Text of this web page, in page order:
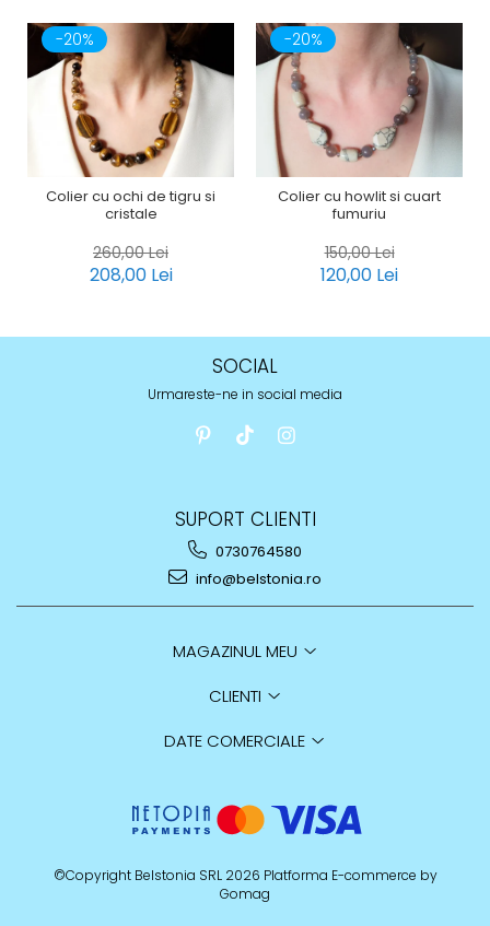
-20%
Colier cu ochi de tigru si
cristale
260,00 Lei
208,00 Lei
-20%
Colier cu howlit si cuart
fumuriu
150,00 Lei
120,00 Lei
SOCIAL
Urmareste-ne in social media
SUPORT CLIENTI
0730764580
info@belstonia.ro
MAGAZINUL MEU
CLIENTI
DATE COMERCIALE
©Copyright Belstonia SRL 2026 Platforma E-commerce by
Gomag